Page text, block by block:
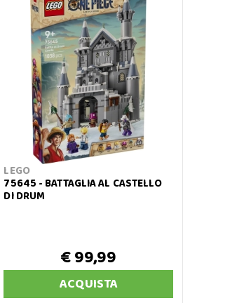
LEGO
75645 - BATTAGLIA AL CASTELLO
DI DRUM
€ 99,99
ACQUISTA